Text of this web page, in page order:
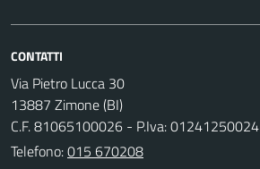
CONTATTI
Via Pietro Lucca 30
13887 Zimone (BI)
C.F. 81065100026 - P.Iva: 01241250024
Telefono:015 670208